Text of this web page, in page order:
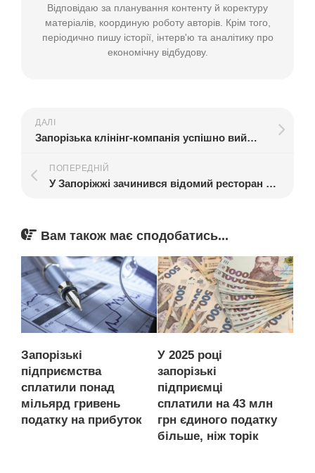
Відповідаю за планування контенту й коректуру
матеріалів, координую роботу авторів. Крім того,
періодично пишу історії, інтерв'ю та аналітику про
економічну відбудову.
ДАЛІ
Запорізька клінінг-компанія успішно вийшла на ринок бізнес-прибирання
ПОПЕРЕДНІЙ
У Запоріжжі зачинився відомий ресторан грузинської кухні
Вам також має сподобатись...
Запорізькі
підприємства
сплатили понад
мільярд гривень
податку на прибуток
У 2025 році
запорізькі
підприємці
сплатили на 43 млн
грн єдиного податку
більше, ніж торік